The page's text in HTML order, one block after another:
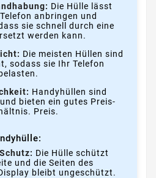
Die Hülle lässt
anbringen und
sie schnell durch eine
werden kann.
Die meisten Hüllen sind
sodass sie Ihr Telefon
Handyhüllen sind
bieten ein gutes Preis-
Preis.
Die Hülle schützt
und die Seiten des
bleibt ungeschützt.